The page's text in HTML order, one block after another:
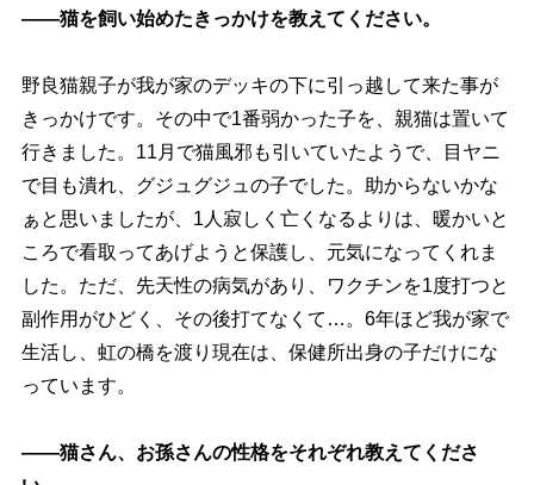
――猫を飼い始めたきっかけを教えてください。
野良猫親子が我が家のデッキの下に引っ越して来た事が
きっかけです。その中で1番弱かった子を、親猫は置いて
行きました。11月で猫風邪も引いていたようで、目ヤニ
で目も潰れ、グジュグジュの子でした。助からないかな
ぁと思いましたが、1人寂しく亡くなるよりは、暖かいと
ころで看取ってあげようと保護し、元気になってくれま
した。ただ、先天性の病気があり、ワクチンを1度打つと
副作用がひどく、その後打てなくて…。6年ほど我が家で
生活し、虹の橋を渡り現在は、保健所出身の子だけにな
っています。
――猫さん、お孫さんの性格をそれぞれ教えてくださ